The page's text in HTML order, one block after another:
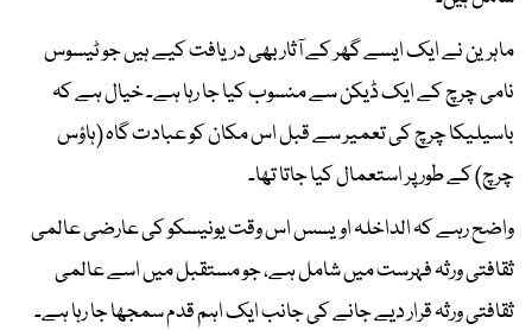
ماہرین نے ایک ایسے گھر کے آثار بھی دریافت کیے ہیں جو ٹیسوس
نامی چرچ کے ایک ڈیکن سے منسوب کیا جا رہا ہے۔ خیال ہے کہ
باسیلیکا چرچ کی تعمیر سے قبل اس مکان کو عبادت گاہ (ہاؤس
چرچ) کے طور پر استعمال کیا جاتا تھا۔
واضح رہے کہ الداخلہ اویسس اس وقت یونیسکو کی عارضی عالمی
ثقافتی ورثہ فہرست میں شامل ہے، جو مستقبل میں اسے عالمی
ثقافتی ورثہ قرار دیے جانے کی جانب ایک اہم قدم سمجھا جا رہا ہے۔